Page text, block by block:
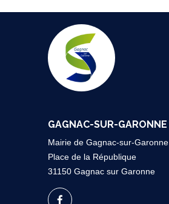
GAGNAC-SUR-GARONNE
Mairie de Gagnac-sur-Garonne
Place de la République
31150 Gagnac sur Garonne